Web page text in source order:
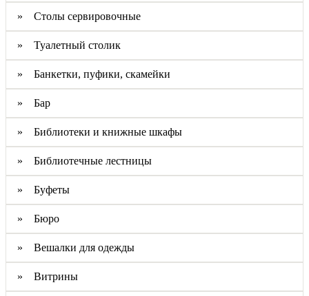
» Столы сервировочные
» Туалетный столик
» Банкетки, пуфики, скамейки
» Бар
» Библиотеки и книжные шкафы
» Библиотечные лестницы
» Буфеты
» Бюро
» Вешалки для одежды
» Витрины